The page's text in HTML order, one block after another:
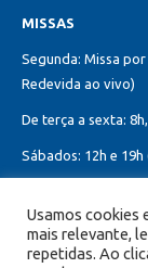
MISSAS
Segunda: Missa
Redevida ao vivo)
De terça a sexta:
Sábados: 12h e 19h
12h, 18h30
Missa do Sagrado
Usamos cookies
mais relevante,
repetidas. Ao